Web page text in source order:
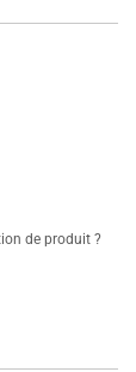
de produit ?